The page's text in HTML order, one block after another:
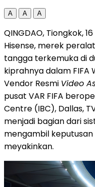
A A A
QINGDAO, Tiongkok,
Hisense, merek
tangga terkemuka di
kiprahnya dalam FIFA
Vendor Resmi Video
pusat VAR FIFA
Centre (IBC), Dallas,
menjadi bagian dari
mengambil
meyakinkan.